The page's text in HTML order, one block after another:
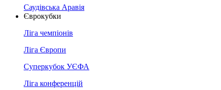
Саудівська Аравія
Єврокубки
Ліга чемпіонів
Ліга Європи
Суперкубок УЄФА
Ліга конференцій